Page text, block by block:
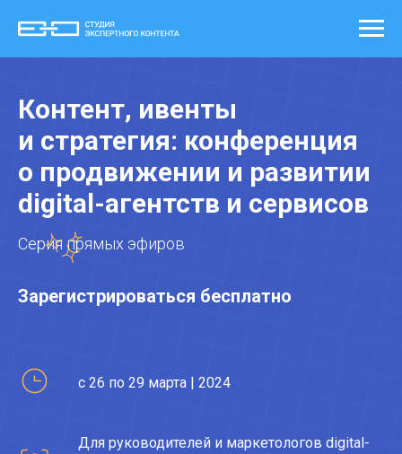
Контент, ивенты
и стратегия: конференция
о продвижении и развитии
digital-агентств и сервисов
Серия прямых эфиров
Зарегистрироваться бесплатно
с 26 по 29 марта | 2024
Для руководителей и маркетологов digital-